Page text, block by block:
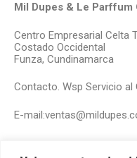
Mil Dupes & Le Parffum
Centro Empresarial Celta
Costado Occidental
Funza, Cundinamarca
Contacto. Wsp Servicio al
E-